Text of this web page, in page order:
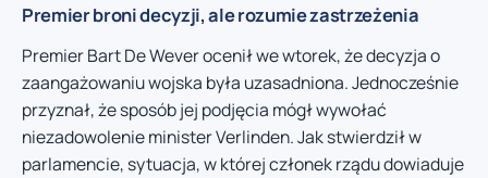
Premier broni decyzji, ale rozumie zastrzeżenia
Premier Bart De Wever ocenił we wtorek, że decyzja o
zaangażowaniu wojska była uzasadniona. Jednocześnie
przyznał, że sposób jej podjęcia mógł wywołać
niezadowolenie minister Verlinden. Jak stwierdził w
parlamencie, sytuacja, w której członek rządu dowiaduje